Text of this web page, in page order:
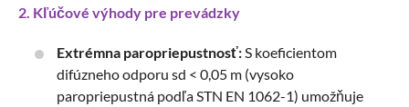
2. Kľúčové výhody pre prevádzky
Extrémna paropriepustnosť: S koeficientom
difúzneho odporu sd < 0,05 m (vysoko
paropriepustná podľa STN EN 1062-1) umožňuje